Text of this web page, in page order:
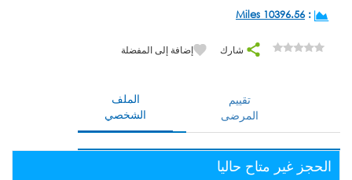
:
10396.56 Miles
شارك إضافة إلى المفضلة
الملف
الشخصي
تقييم
المرضى
الحجز غير متاح حاليا